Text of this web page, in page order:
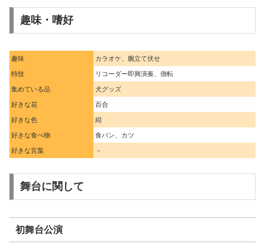
趣味・嗜好
趣味 カラオケ、腕立て伏せ
特技 リコーダー即興演奏、側転
集めている品 犬グッズ
好きな花 百合
好きな色 紺
好きな食べ物 食パン、カツ
好きな言葉 －
舞台に関して
初舞台公演